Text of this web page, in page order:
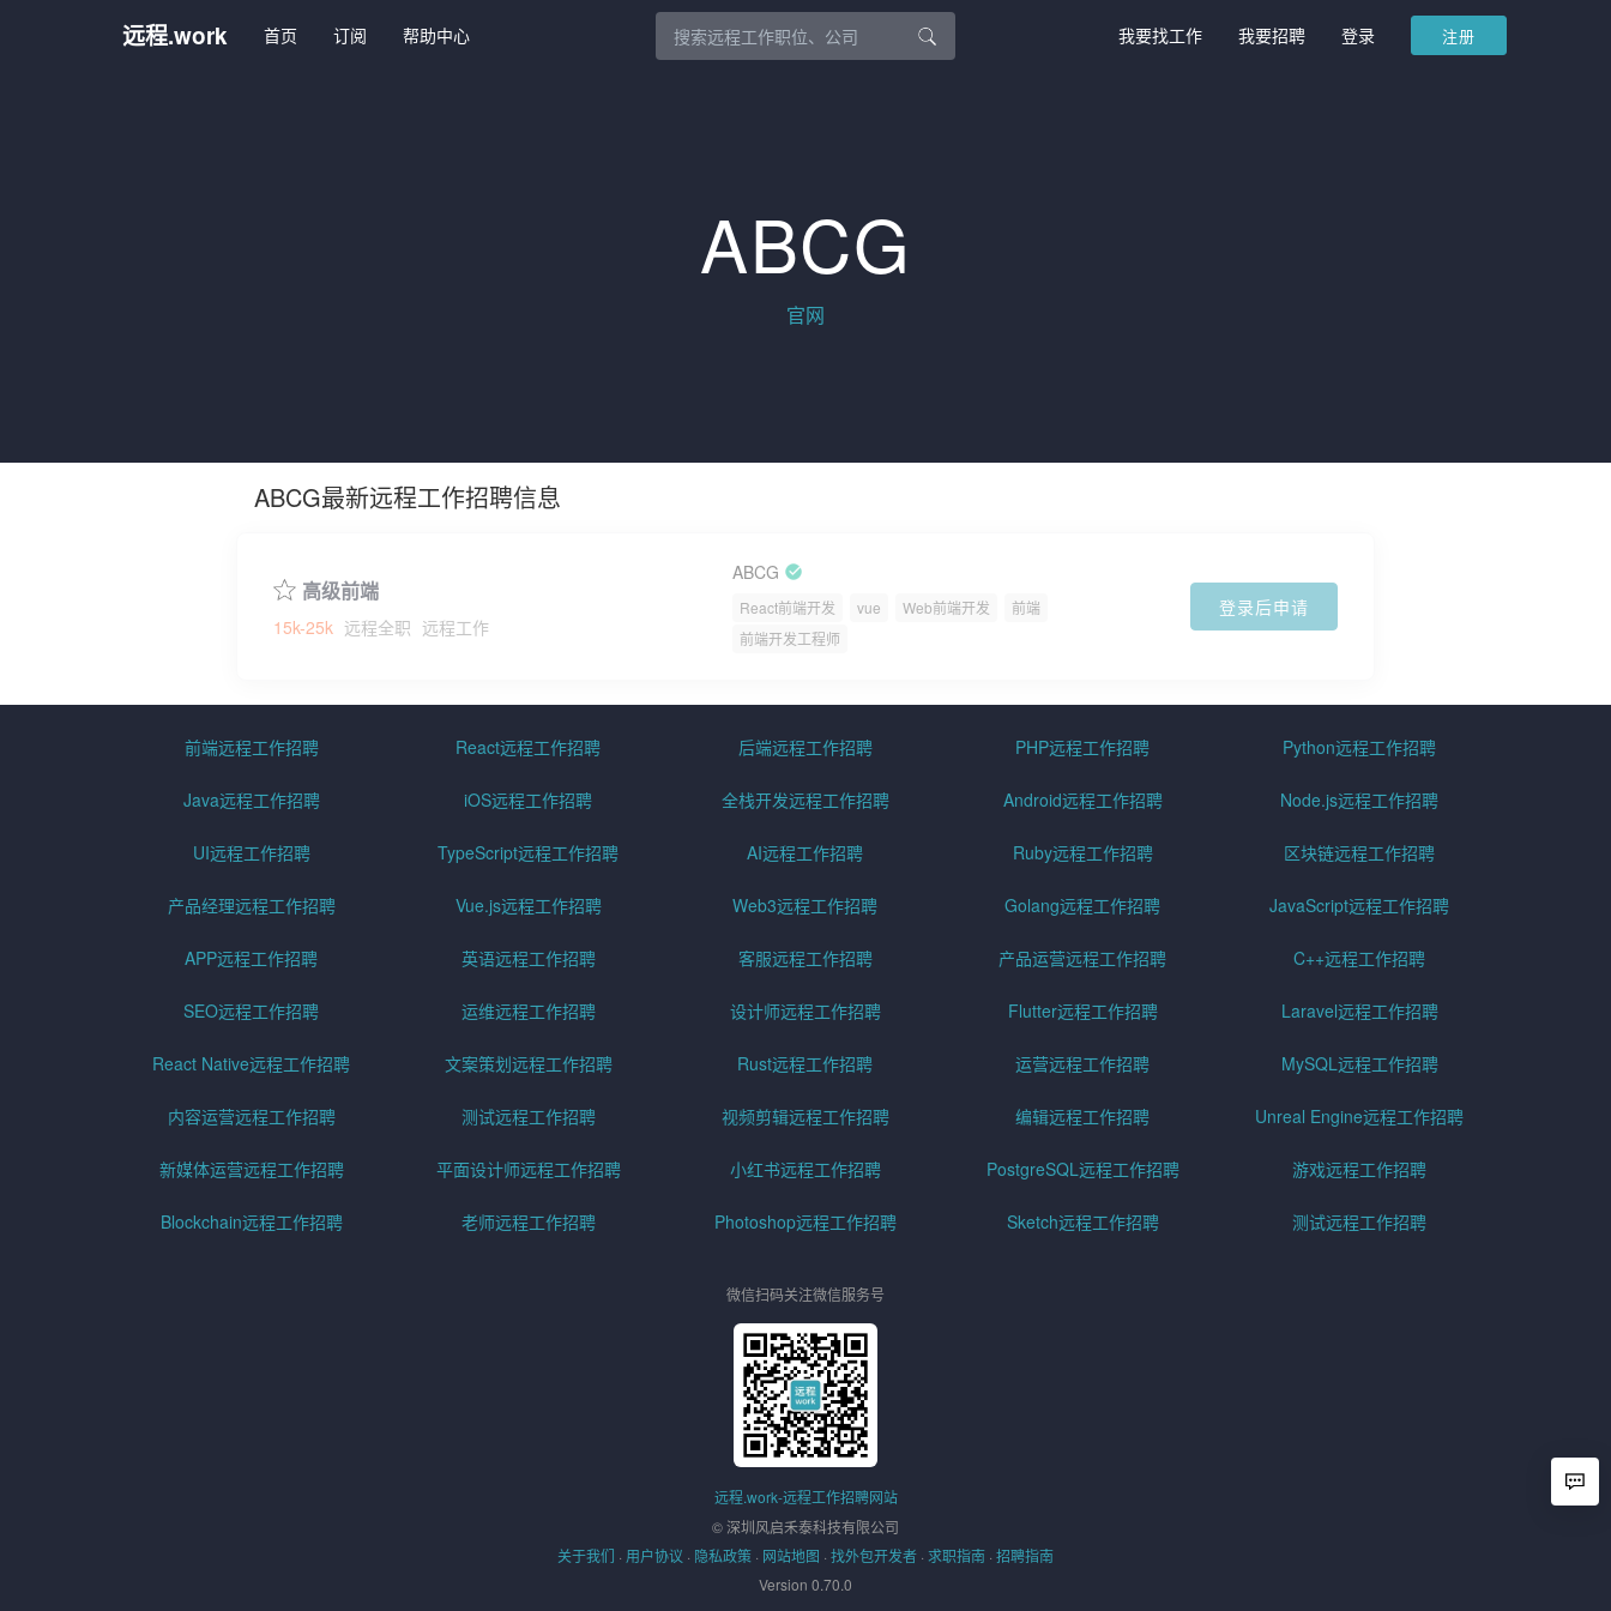
远程.work 首页 订阅 帮助中心 我要找工作 我要招聘 登录 注册
ABCG
官网
ABCG最新远程工作招聘信息
高级前端
15k-25k 远程全职 远程工作
ABCG
React前端开发 vue Web前端开发
前端
前端开发工程师
登录后申请
前端远程工作招聘 React远程工作招聘 后端远程工作招聘 PHP远程工作招聘 Python远程工作招聘
Java远程工作招聘 iOS远程工作招聘 全栈开发远程工作招聘 Android远程工作招聘 Node.js远程工作招聘
UI远程工作招聘 TypeScript远程工作招聘 AI远程工作招聘 Ruby远程工作招聘 区块链远程工作招聘
产品经理远程工作招聘 Vue.js远程工作招聘 Web3远程工作招聘 Golang远程工作招聘 JavaScript远程工作招聘
APP远程工作招聘 英语远程工作招聘 客服远程工作招聘 产品运营远程工作招聘 C++远程工作招聘
SEO远程工作招聘 运维远程工作招聘 设计师远程工作招聘 Flutter远程工作招聘 Laravel远程工作招聘
React Native远程工作招聘 文案策划远程工作招聘 Rust远程工作招聘 运营远程工作招聘 MySQL远程工作招聘
内容运营远程工作招聘 测试远程工作招聘 视频剪辑远程工作招聘 编辑远程工作招聘 Unreal Engine远程工作招聘
新媒体运营远程工作招聘 平面设计师远程工作招聘 小红书远程工作招聘 PostgreSQL远程工作招聘 游戏远程工作招聘
Blockchain远程工作招聘 老师远程工作招聘 Photoshop远程工作招聘 Sketch远程工作招聘 测试远程工作招聘
微信扫码关注微信服务号
远程.work-远程工作招聘网站
© 深圳风启禾泰科技有限公司
关于我们 · 用户协议 · 隐私政策 · 网站地图 · 找外包开发者 · 求职指南 · 招聘指南
Version 0.70.0